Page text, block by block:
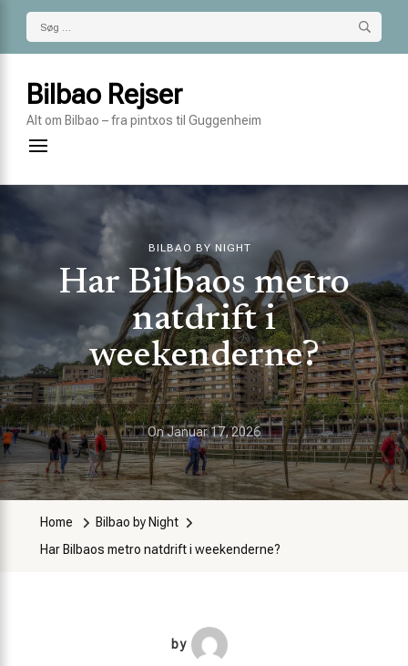
Søg
efter:
Bilbao Rejser
Alt om Bilbao – fra pintxos til Guggenheim
BILBAO BY NIGHT
Har Bilbaos metro
natdrift i
weekenderne?
OnJanuar 17, 2026
Home
Bilbao by Night
Har Bilbaos metro natdrift i weekenderne?
by